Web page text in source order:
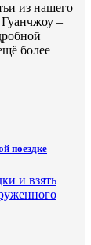
из нашего
Гуанчжоу –
более
поездке
и взять